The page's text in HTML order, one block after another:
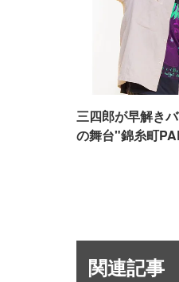
三四郎が早解き
の舞台"錦糸町
関連記事